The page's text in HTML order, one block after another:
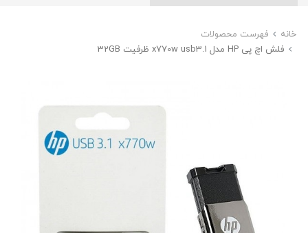
خانه
فهرست محصولات
فلش اچ پی HP مدل x770w usb3.1 ظرفیت 32GB